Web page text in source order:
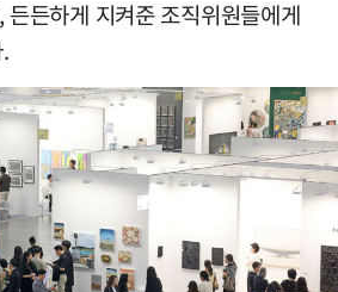
든하게 지켜준 조직위원들에게